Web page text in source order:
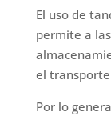
El uso de
permite a
el
Por lo